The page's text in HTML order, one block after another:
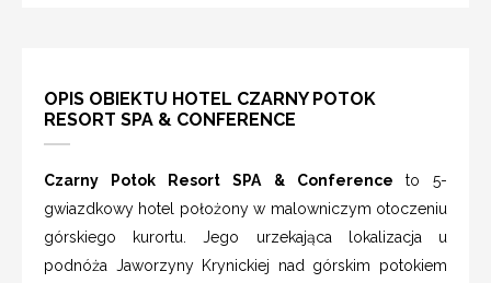
OPIS OBIEKTU HOTEL CZARNY POTOK
RESORT SPA & CONFERENCE
Czarny Potok Resort SPA & Conference
to 5-
gwiazdkowy hotel położony w malowniczym otoczeniu
górskiego kurortu. Jego urzekająca lokalizacja u
podnóża Jaworzyny Krynickiej nad górskim potokiem